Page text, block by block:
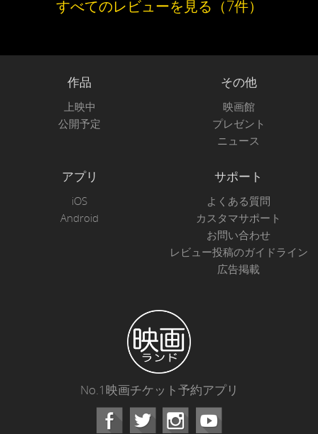
すべてのレビューを見る（7件）
作品
上映中
公開予定
その他
映画館
プレゼント
ニュース
アプリ
iOS
Android
サポート
よくある質問
カスタマサポート
お問い合わせ
レビュー投稿のガイドライン
広告掲載
No.1映画チケット予約アプリ
Facebook Instagram